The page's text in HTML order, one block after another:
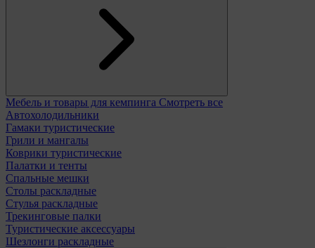
Мебель и товары для кемпинга Смотреть все
Автохолодильники
Гамаки туристические
Грили и мангалы
Коврики туристические
Палатки и тенты
Спальные мешки
Столы раскладные
Стулья раскладные
Трекинговые палки
Туристические аксессуары
Шезлонги раскладные